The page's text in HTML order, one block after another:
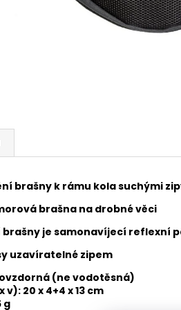
brašny k rámu kola suchými
brašna na drobné věci
je samonavíjecí reflexní
uzavíratelné zipem
(ne vodotěsná)
v): 20 x 4+4 x 13 cm
g